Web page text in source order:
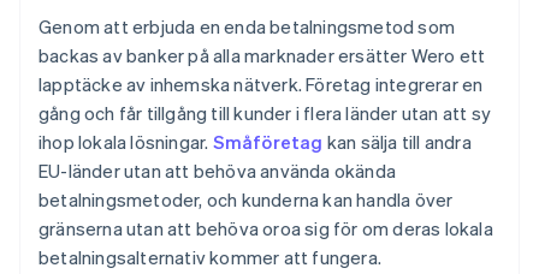
Genom att erbjuda en enda betalningsmetod som
backas av banker på alla marknader ersätter Wero ett
lapptäcke av inhemska nätverk. Företag integrerar en
gång och får tillgång till kunder i flera länder utan att sy
ihop lokala lösningar. Småföretag kan sälja till andra
EU-länder utan att behöva använda okända
betalningsmetoder, och kunderna kan handla över
gränserna utan att behöva oroa sig för om deras lokala
betalningsalternativ kommer att fungera.